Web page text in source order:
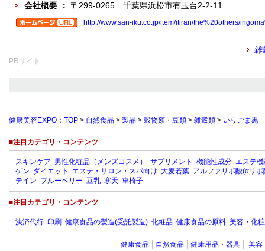
会社概要 ： 〒299-0265 千葉県浜松市有玉台2-2-11
http://www.san-iku.co.jp/item/itiran/the%20others/
雑
PRサイト
健康美容EXPO：TOP > 自然食品 > 製品 > 穀物類・豆類 > 雑穀類 > いりごま黒
■注目カテゴリ・コンテンツ
スキンケア 男性化粧品（メンズコスメ） サプリメント 機能性成分 エステ
ゲン ダイエット エステ・サロン・スパ向け 大麦若葉 アルファリポ酸(αリポ
テイン ブルーベリー 豆乳 寒天 車椅子
■注目カテゴリ・コンテンツ
決済代行 印刷 健康食品の製造(受託製造) 化粧品 健康食品の原料 美容・化
健康食品 自然食品 健康用品・器具 美容